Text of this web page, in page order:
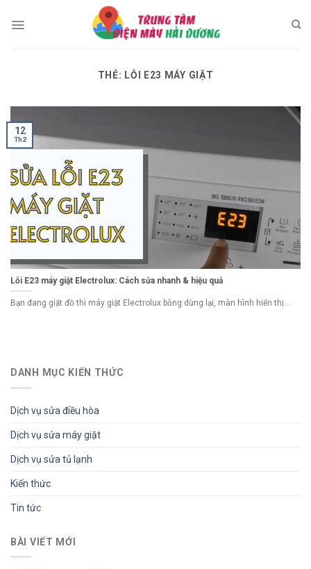
THẺ: LỖI E23 MÁY GIẶT
Lỗi E23 máy giặt Electrolux: Cách sửa nhanh & hiệu quả
Bạn đang giặt đồ thì máy giặt Electrolux bỗng dừng lại, màn hình hiển thị...
12
Th2
DANH MỤC KIẾN THỨC
Dịch vụ sửa điều hòa
Dịch vụ sửa máy giặt
Dịch vụ sửa tủ lạnh
Kiến thức
Tin tức
BÀI VIẾT MỚI